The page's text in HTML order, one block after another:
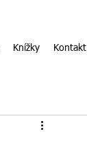
Knížky Kontakt